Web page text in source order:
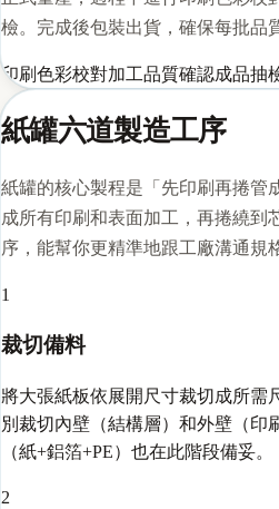
檢。完成後包裝出貨，確保每批品
印刷色彩校對加工品質確認成品抽
紙罐六道製造工序
紙罐的核心製程是「先印刷再捲
成所有印刷和表面加工，再捲繞到
序，能幫你更精準地跟工廠溝通規
1
裁切備料
將大張紙板依展開尺寸裁切成所需
別裁切內壁（結構層）和外壁（印
（紙+鋁箔+PE）也在此階段備妥。
2